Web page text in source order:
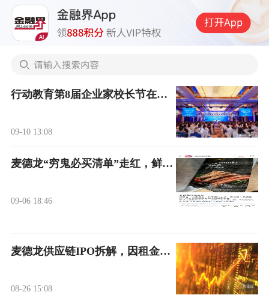
行动教育第8届企业家校长节在沪开幕，助力企业提升增长能力
09-10 13:08
麦德龙“穷鬼必买清单”走红，鲜奶、香肠、水饺等麦臻选产品获好评
09-06 18:46
麦德龙供应链IPO拆解，因租金收入被打成地产公司？
08-26 15:08